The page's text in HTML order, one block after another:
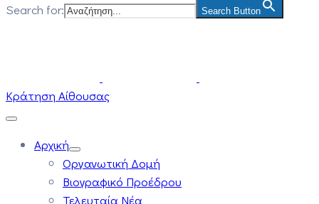
Search for: Search Button
Κράτηση Αίθουσας
Αρχική
Οργανωτική Δομή
Βιογραφικό Προέδρου
Τελευταία Νέα